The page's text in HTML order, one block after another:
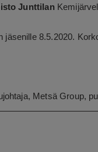
Junttilan
8.5.2020.
Metsä Group,